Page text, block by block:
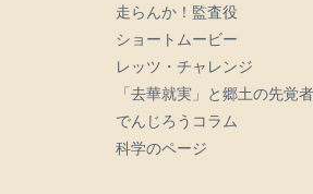
走らんか！監査役
ショートムービー
レッツ・チャレンジ
「去華就実」と郷土の先覚
でんじろうコラム
科学のページ